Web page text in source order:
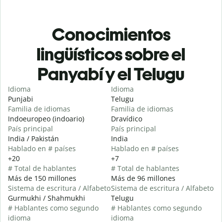
Conocimientos
lingüísticos sobre el
Panyabí y el Telugu
Idioma
Punjabi
Familia de idiomas
Indoeuropeo (indoario)
País principal
India / Pakistán
Hablado en # países
+20
# Total de hablantes
Más de 150 millones
Sistema de escritura / Alfabeto
Gurmukhi / Shahmukhi
# Hablantes como segundo
idioma
Idioma
Telugu
Familia de idiomas
Dravídico
País principal
India
Hablado en # países
+7
# Total de hablantes
Más de 96 millones
Sistema de escritura / Alfabeto
Telugu
# Hablantes como segundo
idioma